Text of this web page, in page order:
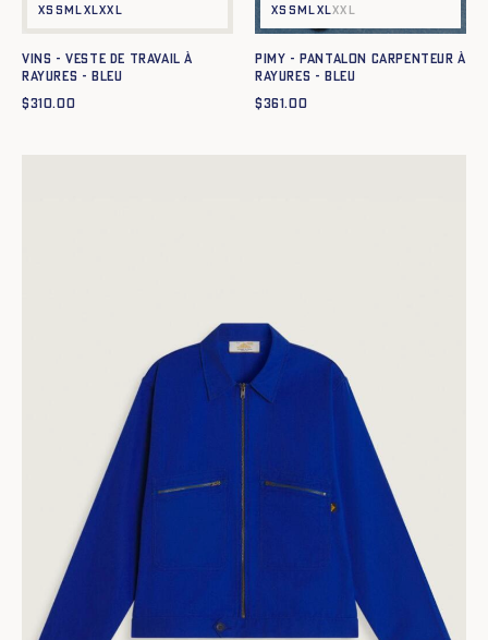
XS S M L XLXXL
Vins - Veste de travail à
rayures - BLEU
$310.00
XS S M L XLXXL
PIMY - PANTALON CARPENTEUR À
RAYURES - BLEU
$361.00